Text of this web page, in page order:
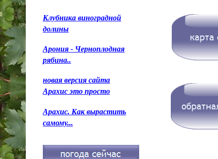
Клубника виноградной
долины
Арония - Черноплодная
рябина..
новая версия сайта
Арахис это просто
Арахис. Как вырастить
самому...